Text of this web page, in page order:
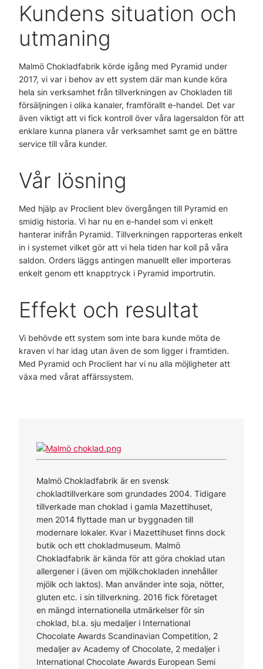
Kundens situation och
utmaning
Malmö Chokladfabrik körde igång med Pyramid under
2017, vi var i behov av ett system där man kunde köra
hela sin verksamhet från tillverkningen av Chokladen till
försäljningen i olika kanaler, framförallt e-handel. Det var
även viktigt att vi fick kontroll över våra lagersaldon för att
enklare kunna planera vår verksamhet samt ge en bättre
service till våra kunder.
Vår lösning
Med hjälp av Proclient blev övergången till Pyramid en
smidig historia. Vi har nu en e-handel som vi enkelt
hanterar inifrån Pyramid. Tillverkningen rapporteras enkelt
in i systemet vilket gör att vi hela tiden har koll på våra
saldon. Orders läggs antingen manuellt eller importeras
enkelt genom ett knapptryck i Pyramid importrutin.
Effekt och resultat
Vi behövde ett system som inte bara kunde möta de
kraven vi har idag utan även de som ligger i framtiden.
Med Pyramid och Proclient har vi nu alla möjligheter att
växa med vårat affärssystem.
Malmö Chokladfabrik är en svensk
chokladtillverkare som grundades 2004. Tidigare
tillverkade man choklad i gamla Mazettihuset,
men 2014 flyttade man ur byggnaden till
modernare lokaler. Kvar i Mazettihuset finns dock
butik och ett chokladmuseum. Malmö
Chokladfabrik är kända för att göra choklad utan
allergener i (även om mjölkchokladen innehåller
mjölk och laktos). Man använder inte soja, nötter,
gluten etc. i sin tillverkning. 2016 fick företaget
en mängd internationella utmärkelser för sin
choklad, bl.a. sju medaljer i International
Chocolate Awards Scandinavian Competition, 2
medaljer av Academy of Chocolate, 2 medaljer i
International Chocolate Awards European Semi